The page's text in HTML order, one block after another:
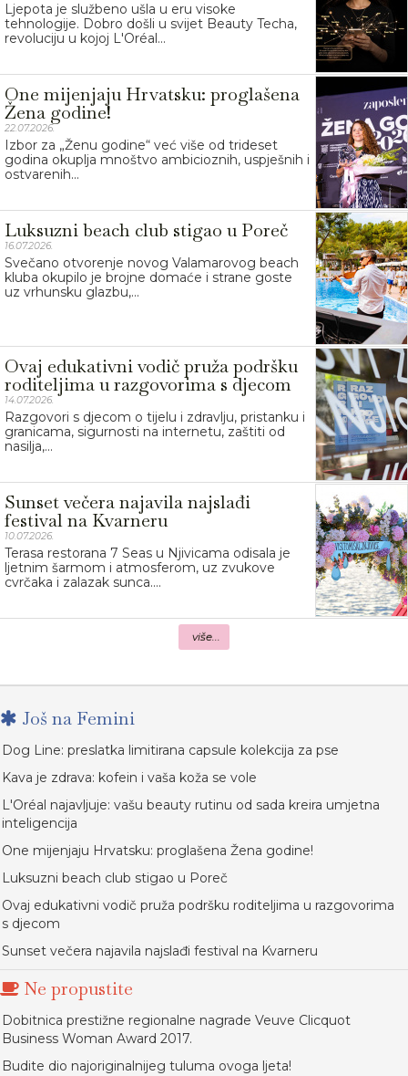
Ljepota je službeno ušla u eru visoke
tehnologije. Dobro došli u svijet Beauty Techa,
revoluciju u kojoj L'Oréal...
One mijenjaju Hrvatsku: proglašena
Žena godine!
22.07.2026.
Izbor za „Ženu godine“ već više od trideset
godina okuplja mnoštvo ambicioznih, uspješnih i
ostvarenih...
Luksuzni beach club stigao u Poreč
16.07.2026.
Svečano otvorenje novog Valamarovog beach
kluba okupilo je brojne domaće i strane goste
uz vrhunsku glazbu,...
Ovaj edukativni vodič pruža podršku
roditeljima u razgovorima s djecom
14.07.2026.
Razgovori s djecom o tijelu i zdravlju, pristanku i
granicama, sigurnosti na internetu, zaštiti od
nasilja,...
Sunset večera najavila najslađi
festival na Kvarneru
10.07.2026.
Terasa restorana 7 Seas u Njivicama odisala je
ljetnim šarmom i atmosferom, uz zvukove
cvrčaka i zalazak sunca....
više...
Još na Femini
Dog Line: preslatka limitirana capsule kolekcija za pse
Kava je zdrava: kofein i vaša koža se vole
L'Oréal najavljuje: vašu beauty rutinu od sada kreira umjetna
inteligencija
One mijenjaju Hrvatsku: proglašena Žena godine!
Luksuzni beach club stigao u Poreč
Ovaj edukativni vodič pruža podršku roditeljima u razgovorima
s djecom
Sunset večera najavila najslađi festival na Kvarneru
Ne propustite
Dobitnica prestižne regionalne nagrade Veuve Clicquot
Business Woman Award 2017.
Budite dio najoriginalnijeg tuluma ovoga ljeta!